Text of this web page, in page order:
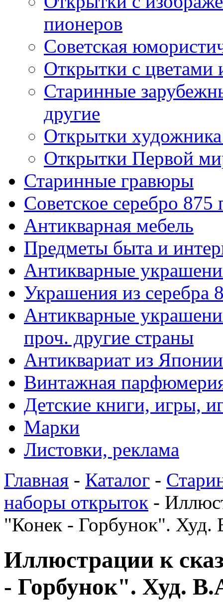
пионеров
Советская
Открытки с цветами
Старинные
другие
Открытки
Открытки Первой
Старинные гравюры
Советское серебро
Антикварная мебель
Предметы быта и
Антикварные
Украшения из серебра
Антикварные
проч. другие страны
Антиквариат из
Винтажная
Детские книги, игры,
Марки
Листовки, реклама
Главная - Каталог -
наборы открыток -
"Конек - Горбунок".
Иллюстрации к
- Горбунок". Худ.